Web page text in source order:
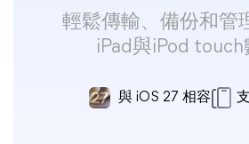
輕鬆傳輸、備份和管
iPad與iPod touch
與 iOS 27 相容